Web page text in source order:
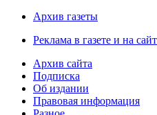
Архив газеты
Реклама в газете и на
Архив сайта
Подписка
Об издании
Правовая информация